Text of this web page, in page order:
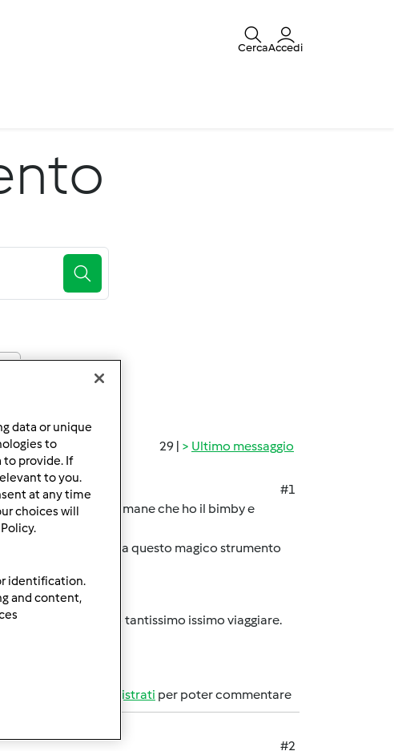
CercaAccedi
29 | Ultimo messaggio
#1
Sono quasi 7 settimane che ho il bimby e
, grazie a questo magico strumento
)
turistica e amo tantissimo issimo viaggiare.
registrati per poter commentare
#2
data or unique
to
to provide. If
to you.
at any time
choices will
identification.
and content,